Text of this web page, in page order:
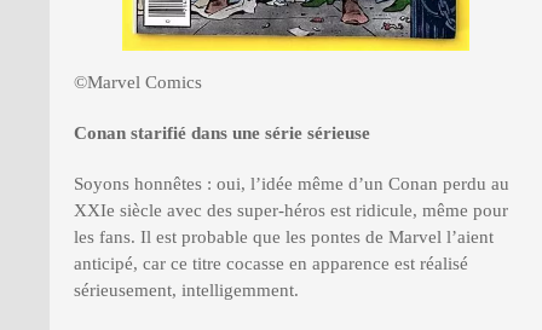
©Marvel Comics
Conan starifié dans une série sérieuse
Soyons honnêtes : oui, l’idée même d’un Conan perdu au
XXIe siècle avec des super-héros est ridicule, même pour
les fans. Il est probable que les pontes de Marvel l’aient
anticipé, car ce titre cocasse en apparence est réalisé
sérieusement, intelligemment.